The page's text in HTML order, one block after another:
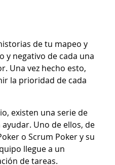
de tu mapeo y
y negativo de cada una
Una vez hecho esto,
la prioridad de cada
existen una serie de
Uno de ellos, de
o Scrum Poker y su
llegue a un
de tareas.